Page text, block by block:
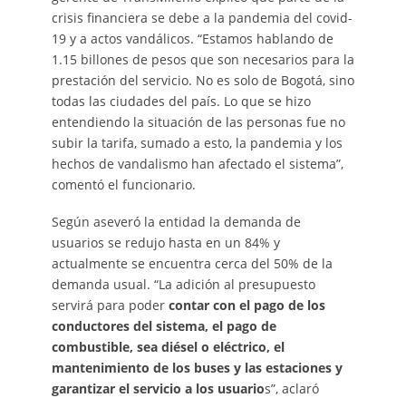
crisis financiera se debe a la pandemia del covid-
19 y a actos vandálicos. “Estamos hablando de
1.15 billones de pesos que son necesarios para la
prestación del servicio. No es solo de Bogotá, sino
todas las ciudades del país. Lo que se hizo
entendiendo la situación de las personas fue no
subir la tarifa, sumado a esto, la pandemia y los
hechos de vandalismo han afectado el sistema”,
comentó el funcionario.
Según aseveró la entidad la demanda de
usuarios se redujo hasta en un 84% y
actualmente se encuentra cerca del 50% de la
demanda usual. “La adición al presupuesto
servirá para poder contar con el pago de los
conductores del sistema, el pago de
combustible, sea diésel o eléctrico, el
mantenimiento de los buses y las estaciones y
garantizar el servicio a los usuarios”, aclaró